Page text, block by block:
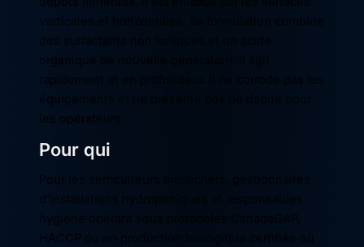
verticales et horizontales. Sa formulation combine
des surfactants non ioniques et un acide
organique de nouvelle génération. Il agit
rapidement et en profondeur. Il ne corrode pas les
équipements et ne présente pas de risque pour
les opérateurs.
Pour qui
Pour les serriculteurs maraîchers, gestionnaires
d'installations hydroponiques et responsables
hygiène opérant sous protocoles CanadaGAP,
HACCP ou en production biologique certifiée où